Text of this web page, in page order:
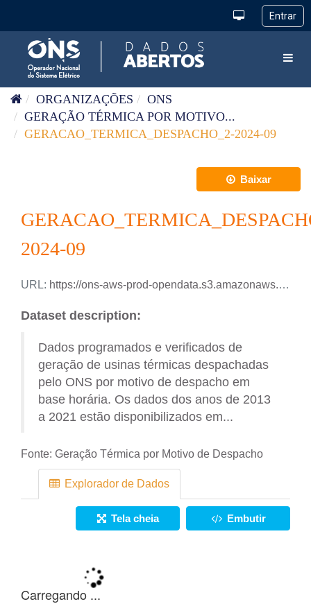
ORGANIZAÇÕES
ONS
GERAÇÃO TÉRMICA POR MOTIVO...
GERACAO_TERMICA_DESPACHO_2-2024-09
Baixar
2024-09
URL: https://ons-aws-prod-opendata.s3.amazonaws.com/dataset/geracao_termica_despacho_2_ho/GERACAO_TERMICA_DESPACHO-2_2024_09.xlsx
Dataset description:
Dados programados e verificados de
geração de usinas térmicas despachadas
pelo ONS por motivo de despacho em
base horária. Os dados dos anos de 2013
a 2021 estão disponibilizados em...
Fonte: Geração Térmica por Motivo de Despacho
Explorador de Dados
Tela cheia Embutir